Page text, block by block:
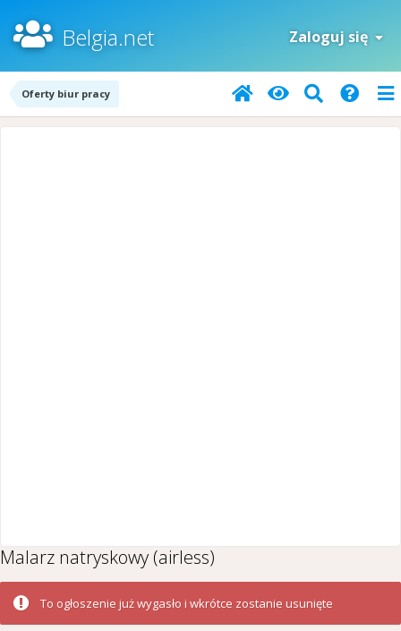
Belgia.net Zaloguj się
Oferty biur pracy
Malarz natryskowy (airless)
To ogłoszenie już wygasło i wkrótce zostanie usunięte